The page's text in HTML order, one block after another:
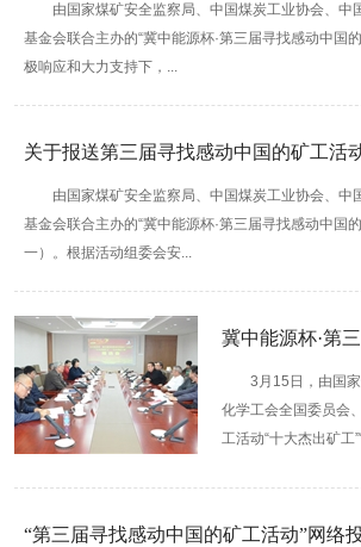
由国家煤矿安全监察局、中国煤炭工业协会、
基金会联合主办的“冀中能源杯·第三届寻找感动中国
极响应和大力支持下，...
关于报送第三届寻找感动中国的矿工活
由国家煤矿安全监察局、中国煤炭工业协会、
基金会联合主办的“冀中能源杯·第三届寻找感动中国
一）。根据活动组委会安...
冀中能源杯·第
3月15日，由国
化学工会全国委员会
工活动“十大杰出矿工
“第三届寻找感动中国的矿工活动”网络